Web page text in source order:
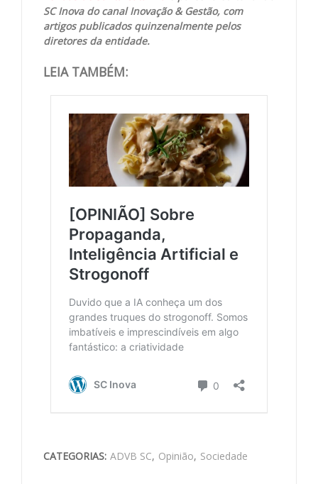
SC Inova do canal Inovação & Gestão, com
artigos publicados quinzenalmente pelos
diretores da entidade.
LEIA TAMBÉM:
CATEGORIAS: ADVB SC, Opinião, Sociedade